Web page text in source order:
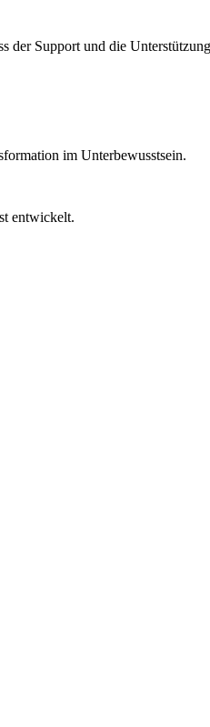
Support und die
im Unterbewusstsein.
entwickelt.